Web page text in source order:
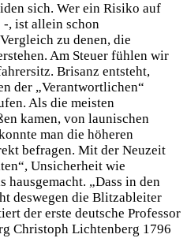
sich. Wer ein Risiko auf
-, ist allein schon
zu denen, die
Am Steuer fühlen wir
Brisanz entsteht,
der „Verantwortlichen“
Als die meisten
kamen, von launischen
man die höheren
befragen. Mit der Neuzeit
Unsicherheit wie
hausgemacht. „Dass in den
deswegen die Blitzableiter
der erste deutsche Professor
Christoph Lichtenberg 1796